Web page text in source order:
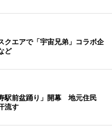
クエアで「宇宙兄弟」コラボ企
ど
駅前盆踊り」開幕 地元住民
流す